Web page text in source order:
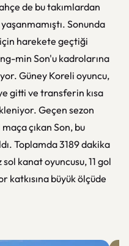
de bu takımlardan
Sonunda
harekete geçtiği
min Son'u kadrolarına
Güney Koreli oyuncu,
gitti ve transferin kısa
Geçen sezon
çıkan Son, bu
Toplamda 3189 dakika
kanat oyuncusu, 11 gol
katkısına büyük ölçüde